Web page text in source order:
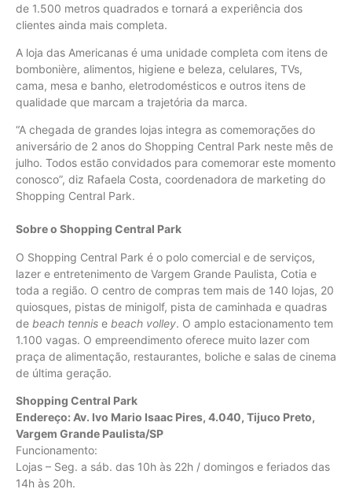
de 1.500 metros quadrados e tornará a experiência dos
clientes ainda mais completa.
A loja das Americanas é uma unidade completa com itens de
bombonière, alimentos, higiene e beleza, celulares, TVs,
cama, mesa e banho, eletrodomésticos e outros itens de
qualidade que marcam a trajetória da marca.
“A chegada de grandes lojas integra as comemorações do
aniversário de 2 anos do Shopping Central Park neste mês de
julho. Todos estão convidados para comemorar este momento
conosco”, diz Rafaela Costa, coordenadora de marketing do
Shopping Central Park.
Sobre o Shopping Central Park
O Shopping Central Park é o polo comercial e de serviços,
lazer e entretenimento de Vargem Grande Paulista, Cotia e
toda a região. O centro de compras tem mais de 140 lojas, 20
quiosques, pistas de minigolf, pista de caminhada e quadras
de beach tennis e beach volley. O amplo estacionamento tem
1.100 vagas. O empreendimento oferece muito lazer com
praça de alimentação, restaurantes, boliche e salas de cinema
de última geração.
Shopping Central Park
Endereço: Av. Ivo Mario Isaac Pires, 4.040, Tijuco Preto,
Vargem Grande Paulista/SP
Funcionamento:
Lojas – Seg. a sáb. das 10h às 22h / domingos e feriados das
14h às 20h.